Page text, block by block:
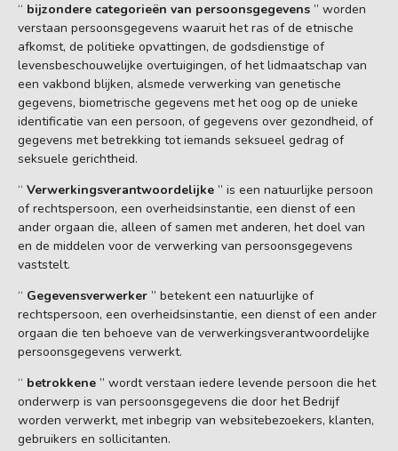
“ bijzondere categorieën van persoonsgegevens ” worden
verstaan persoonsgegevens waaruit het ras of de etnische
afkomst, de politieke opvattingen, de godsdienstige of
levensbeschouwelijke overtuigingen, of het lidmaatschap van
een vakbond blijken, alsmede verwerking van genetische
gegevens, biometrische gegevens met het oog op de unieke
identificatie van een persoon, of gegevens over gezondheid, of
gegevens met betrekking tot iemands seksueel gedrag of
seksuele gerichtheid.
“ Verwerkingsverantwoordelijke ” is een natuurlijke persoon
of rechtspersoon, een overheidsinstantie, een dienst of een
ander orgaan die, alleen of samen met anderen, het doel van
en de middelen voor de verwerking van persoonsgegevens
vaststelt.
“ Gegevensverwerker ” betekent een natuurlijke of
rechtspersoon, een overheidsinstantie, een dienst of een ander
orgaan die ten behoeve van de verwerkingsverantwoordelijke
persoonsgegevens verwerkt.
“ betrokkene ” wordt verstaan iedere levende persoon die het
onderwerp is van persoonsgegevens die door het Bedrijf
worden verwerkt, met inbegrip van websitebezoekers, klanten,
gebruikers en sollicitanten.